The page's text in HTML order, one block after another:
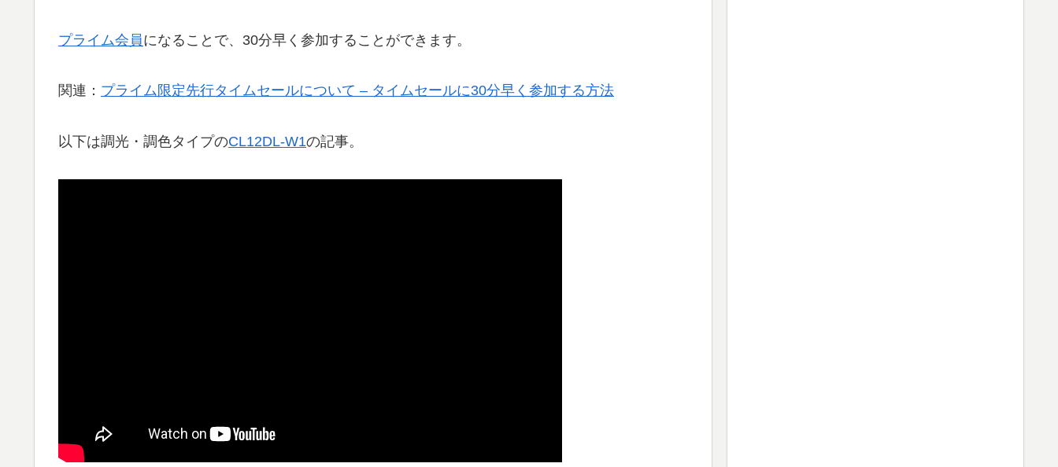
プライム会員になることで、30分早く参加することができます。
関連： プライム限定先行タイムセールについて – タイムセールに30分早く参加する方法
以下は調光・調色タイプのCL12DL-W1の記事。